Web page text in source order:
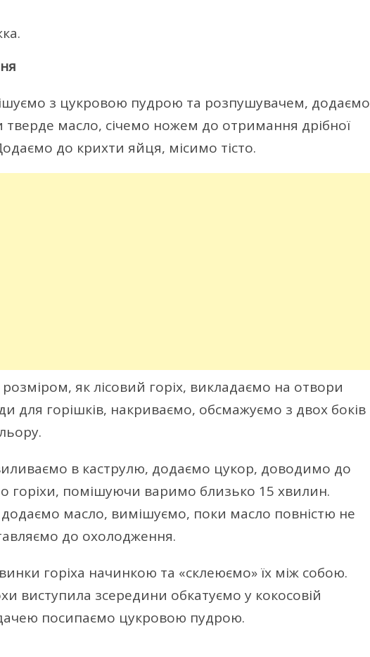
з цукровою пудрою та розпушувачем, додаємо
тверде масло, січемо ножем до отримання дрібної
до крихти яйця, місимо тісто.
як лісовий горіх, викладаємо на отвори
для горішків, накриваємо, обсмажуємо з двох боків
в каструлю, додаємо цукор, доводимо до
горіхи, помішуючи варимо близько 15 хвилин.
масло, вимішуємо, поки масло повністю не
до охолодження.
горіха начинкою та «склеюємо» їх між собою.
виступила зсередини обкатуємо у кокосовій
посипаємо цукровою пудрою.